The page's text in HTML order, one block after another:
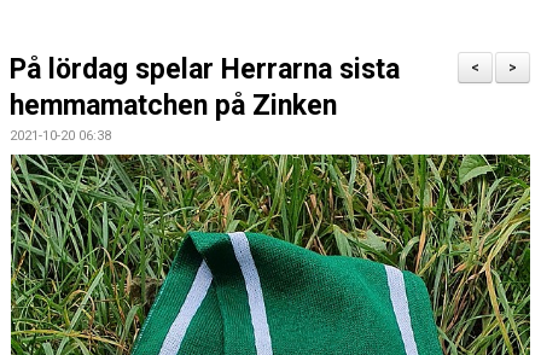
TRUPPEN
BILDGALLERI
KONTAKT
>
<
På lördag spelar Herrarna sista
hemmamatchen på Zinken
2021-10-20 06:38